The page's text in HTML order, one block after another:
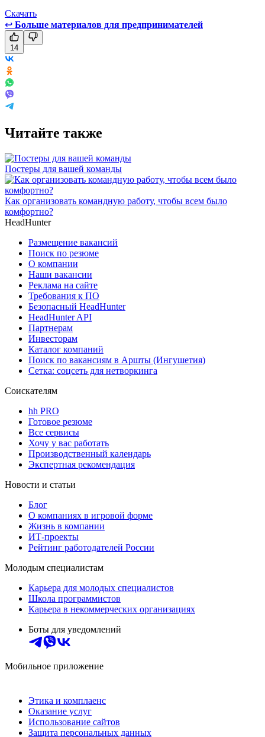
Скачать
↩ Больше материалов для предпринимателей
14
Читайте также
Постеры для вашей команды
Как организовать командную работу, чтобы всем было
комфортно?
HeadHunter
Размещение вакансий
Поиск по резюме
О компании
Наши вакансии
Реклама на сайте
Требования к ПО
Безопасный HeadHunter
HeadHunter API
Партнерам
Инвесторам
Каталог компаний
Поиск по вакансиям в Аршты (Ингушетия)
Сетка: соцсеть для нетворкинга
Соискателям
hh PRO
Готовое резюме
Все сервисы
Хочу у вас работать
Производственный календарь
Экспертная рекомендация
Новости и статьи
Блог
О компаниях в игровой форме
Жизнь в компании
ИТ-проекты
Рейтинг работодателей России
Молодым специалистам
Карьера для молодых специалистов
Школа программистов
Карьера в некоммерческих организациях
Боты для уведомлений
Мобильное приложение
Этика и комплаенс
Оказание услуг
Использование сайтов
Защита персональных данных